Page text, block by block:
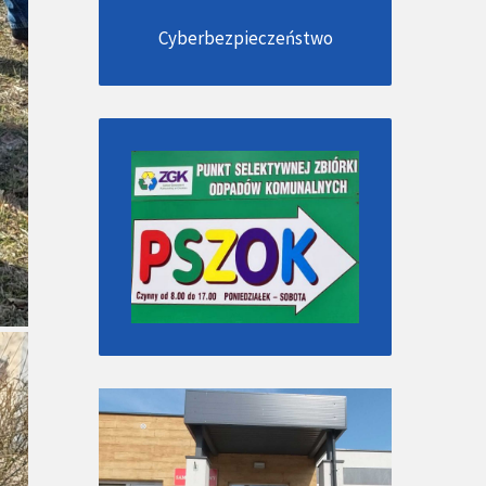
Cyberbezpieczeństwo